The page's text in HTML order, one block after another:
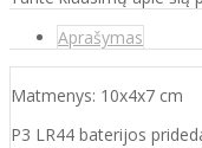
Aprašymas
Matmenys: 10x4x7 cm
P3 LR44 baterijos